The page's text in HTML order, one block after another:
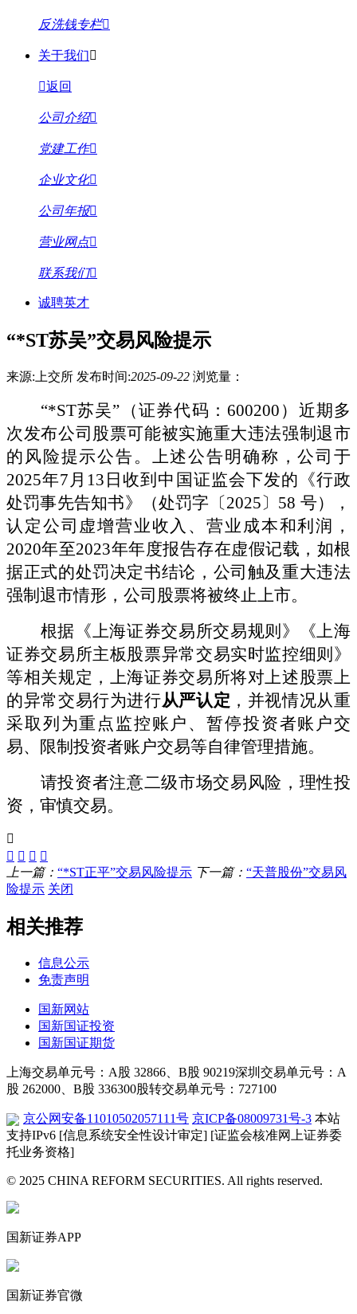
反洗钱专栏
关于我们
返回
公司介绍
党建工作
企业文化
公司年报
营业网点
联系我们
诚聘英才
“*ST苏吴”交易风险提示
来源:上交所 发布时间:2025-09-22 浏览量：
“*ST苏吴”（证券代码： 600200 ）近期多
次发布公司股票可能被实施重大违法强制退市
的风险提示公告。上述公告明确称，公司于
2025年7月13日收到中国证监会下发的《行政
处罚事先告知书》（处罚字〔2025〕58 号），
认定公司虚增营业收入、营业成本和利润，
2020年至2023年年度报告存在虚假记载，如根
据正式的处罚决定书结论，公司触及重大违法
强制退市情形，公司股票将被终止上市。
根据《上海证券交易所交易规则》《上海
证券交易所主板股票异常交易实时监控细则》
等相关规定，上海证券交易所将对上述股票上
的异常交易行为进行从严认定 ，并视情况从重
采取列为重点监控账户、暂停投资者账户交
易、限制投资者账户交易等自律管理措施。
请投资者注意二级市场交易风险，理性投
资，审慎交易。
上一篇： “*ST正平”交易风险提示 下一篇： “天普股份”交易风
险提示 关闭
相关推荐
信息公示
免责声明
国新网站
国新国证投资
国新国证期货
上海交易单元号：A股 32866、B股 90219深圳交易单元号：A
股 262000、B股 336300股转交易单元号：727100
京公网安备11010502057111号 京ICP备08009731号-3 本站
支持IPv6 [信息系统安全性设计审定] [证监会核准网上证券委
托业务资格]
© 2025 CHINA REFORM SECURITIES. All rights reserved.
国新证券APP
国新证券官微